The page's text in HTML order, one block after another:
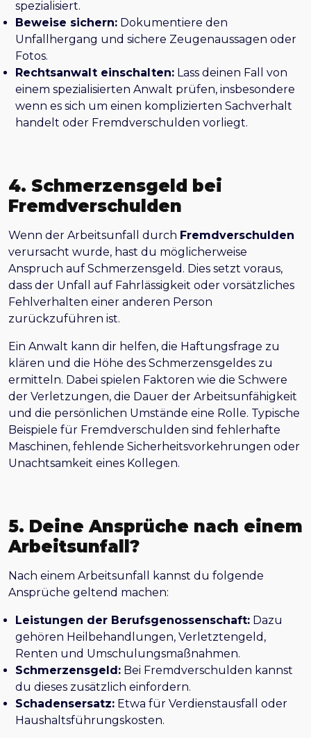
spezialisiert.
Beweise sichern: Dokumentiere den
Unfallhergang und sichere Zeugenaussagen oder
Fotos.
Rechtsanwalt einschalten: Lass deinen Fall von
einem spezialisierten Anwalt prüfen, insbesondere
wenn es sich um einen komplizierten Sachverhalt
handelt oder Fremdverschulden vorliegt.
4. Schmerzensgeld bei
Fremdverschulden
Wenn der Arbeitsunfall durch Fremdverschulden
verursacht wurde, hast du möglicherweise
Anspruch auf Schmerzensgeld. Dies setzt voraus,
dass der Unfall auf Fahrlässigkeit oder vorsätzliches
Fehlverhalten einer anderen Person
zurückzuführen ist.
Ein Anwalt kann dir helfen, die Haftungsfrage zu
klären und die Höhe des Schmerzensgeldes zu
ermitteln. Dabei spielen Faktoren wie die Schwere
der Verletzungen, die Dauer der Arbeitsunfähigkeit
und die persönlichen Umstände eine Rolle. Typische
Beispiele für Fremdverschulden sind fehlerhafte
Maschinen, fehlende Sicherheitsvorkehrungen oder
Unachtsamkeit eines Kollegen.
5. Deine Ansprüche nach einem
Arbeitsunfall?
Nach einem Arbeitsunfall kannst du folgende
Ansprüche geltend machen:
Leistungen der Berufsgenossenschaft: Dazu
gehören Heilbehandlungen, Verletztengeld,
Renten und Umschulungsmaßnahmen.
Schmerzensgeld: Bei Fremdverschulden kannst
du dieses zusätzlich einfordern.
Schadensersatz: Etwa für Verdienstausfall oder
Haushaltsführungskosten.